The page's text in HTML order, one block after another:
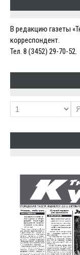
записям
В редакцию газеты
корреспондент.
Тел. 8 (3452) 29-70-52.